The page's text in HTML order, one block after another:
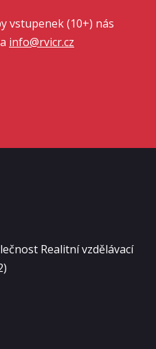
vstupenek (10+) nás
info@rvicr.cz
Realitní vzdělávací